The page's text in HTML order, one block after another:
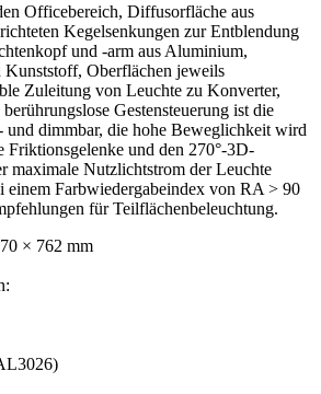
Officebereich, Diffusorfläche aus
Kegelsenkungen zur Entblendung
und -arm aus Aluminium,
Kunststoff, Oberflächen jeweils
Zuleitung von Leuchte zu Konverter,
Gestensteuerung ist die
und dimmbar, die hohe Beweglichkeit wird
Friktionsgelenke und den 270°-3D-
maximale Nutzlichtstrom der Leuchte
einem Farbwiedergabeindex von RA > 90
für Teilflächenbeleuchtung.
× 762 mm